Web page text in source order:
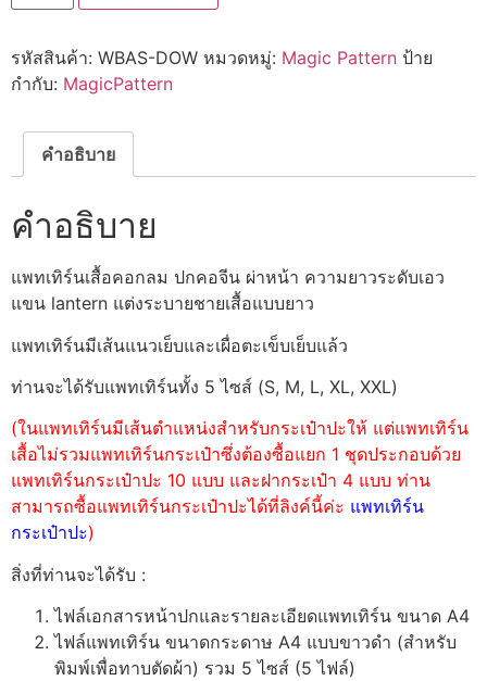
รหัสสินค้า: WBAS-DOW หมวดหมู่: Magic Pattern ป้าย
กำกับ: MagicPattern
คำอธิบาย
คำอธิบาย
แพทเทิร์นเสื้อคอกลม ปกคอจีน ผ่าหน้า ความยาวระดับเอว
แขน lantern แต่งระบายชายเสื้อแบบยาว
แพทเทิร์นมีเส้นแนวเย็บและเผื่อตะเข็บเย็บแล้ว
ท่านจะได้รับแพทเทิร์นทั้ง 5 ไซส์ (S, M, L, XL, XXL)
(ในแพทเทิร์นมีเส้นตำแหน่งสำหรับกระเป๋าปะให้ แต่แพทเทิร์น
เสื้อไม่รวมแพทเทิร์นกระเป๋าซึ่งต้องซื้อแยก 1 ชุดประกอบด้วย
แพทเทิร์นกระเป๋าปะ 10 แบบ และฝากระเป๋า 4 แบบ ท่าน
สามารถซื้อแพทเทิร์นกระเป๋าปะได้ที่ลิงค์นี้ค่ะ แพทเทิร์น
กระเป๋าปะ)
สิ่งที่ท่านจะได้รับ :
ไฟล์เอกสารหน้าปกและรายละเอียดแพทเทิร์น ขนาด A4
ไฟล์แพทเทิร์น ขนาดกระดาษ A4 แบบขาวดำ (สำหรับ
พิมพ์เพื่อทาบตัดผ้า) รวม 5 ไซส์ (5 ไฟล์)